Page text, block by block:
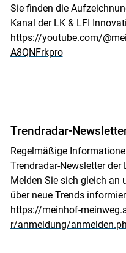
Sie finden die
Kanal der LK & LFI
https://youtube.com/
A8QNFrkpro
Trendradar-
Regelmäßige
Trendradar-Newsletter
Melden Sie sich gleich an
über neue Trends
https://meinhof-
r/anmeldung/